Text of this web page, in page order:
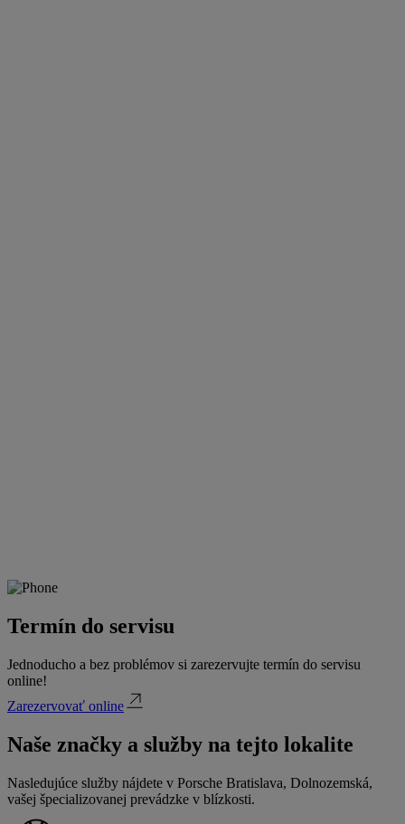
Termín do servisu
Jednoducho a bez problémov si zarezervujte termín do servisu
online!
Zarezervovať online
Naše značky a služby na tejto lokalite
Nasledujúce služby nájdete v Porsche Bratislava, Dolnozemská,
vašej špecializovanej prevádzke v blízkosti.